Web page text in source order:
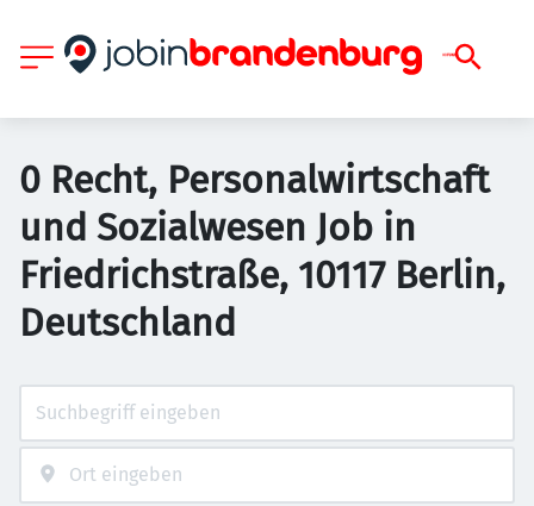
0 Recht, Personalwirtschaft
und Sozialwesen Job in
Friedrichstraße, 10117 Berlin,
Deutschland